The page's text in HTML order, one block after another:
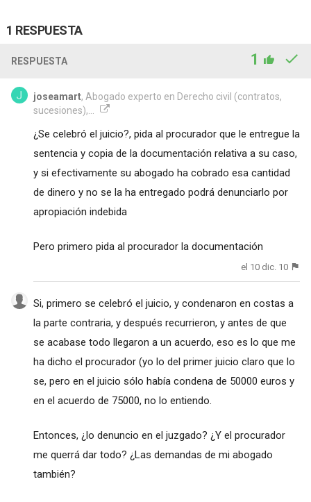
1 RESPUESTA
RESPUESTA 1
joseamart, Abogado experto en Derecho civil (contratos,
sucesiones),...
¿Se celebró el juicio?, pida al procurador que le entregue la
sentencia y copia de la documentación relativa a su caso,
y si efectivamente su abogado ha cobrado esa cantidad
de dinero y no se la ha entregado podrá denunciarlo por
apropiación indebida
Pero primero pida al procurador la documentación
el 10 dic. 10
Si, primero se celebró el juicio, y condenaron en costas a
la parte contraria, y después recurrieron, y antes de que
se acabase todo llegaron a un acuerdo, eso es lo que me
ha dicho el procurador (yo lo del primer juicio claro que lo
se, pero en el juicio sólo había condena de 50000 euros y
en el acuerdo de 75000, no lo entiendo.
Entonces, ¿lo denuncio en el juzgado? ¿Y el procurador
me querrá dar todo? ¿Las demandas de mi abogado
también?